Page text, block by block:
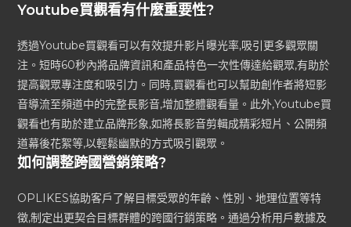
Youtube買觀看有什麼重要性?
透過Youtube買觀看可以有效提升影片曝光率,吸引更多觀眾關
注。短時60秒內將品牌資訊和產品特色一次性傳達給觀眾,有助於
提高觀眾專注度和吸引力。同時,買觀看也可以幫助創作者將短影
音導流至頻道中的完整長影音,增加整體觀看量。此外,Youtube買
觀看也有助於建立品牌形象,如將長影音剪輯成精彩短片、公開頻
道幕後花絮等,以輕鬆幽默的方式吸引觀眾。
如何調整跨國營銷策略?
OPLIKES協助客戶了解目標受眾的年齡、性別、地理位置等特
徵,制定出更契合目標群體的跨國行銷策略。通過分析用戶數據及